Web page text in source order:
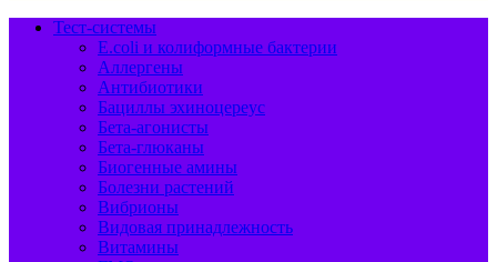
Тест-системы
E.coli и колиформные бактерии
Аллергены
Антибиотики
Бациллы эхиноцереус
Бета-агонисты
Бета-глюканы
Биогенные амины
Болезни растений
Вибрионы
Видовая принадлежность
Витамины